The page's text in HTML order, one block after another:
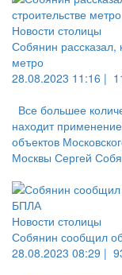
Новости столицы
Собянин рассказал,
метро
28.08.2023 11:16 |
Все большее
находит
объектов
Москвы Сергей
Новости столицы
Собянин сообщил
28.08.2023 08:29 |